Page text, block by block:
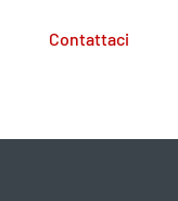
Contattaci